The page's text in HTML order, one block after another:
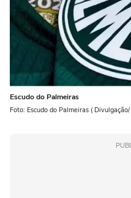
Escudo do Palmeiras
Foto: Escudo do Palmeiras (